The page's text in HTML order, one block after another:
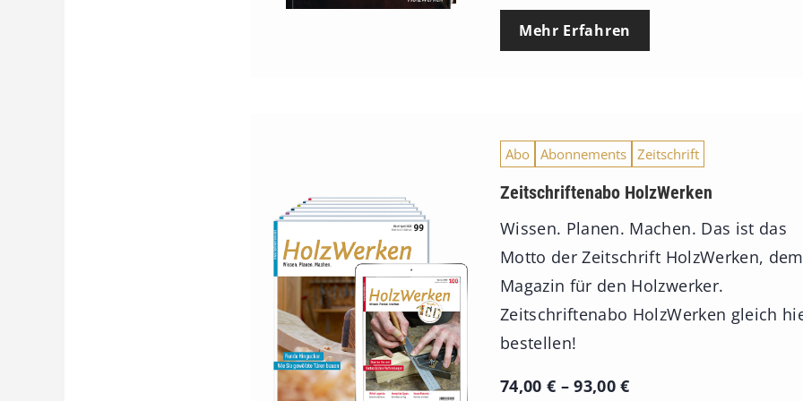
Mehr Erfahren
Abo Abonnements Zeitschrift
Zeitschriftenabo HolzWerken
Wissen. Planen. Machen. Das ist das
Motto der Zeitschrift HolzWerken, dem
Magazin für den Holzwerker.
Zeitschriftenabo HolzWerken gleich
bestellen!
74,00 € –93,00€P